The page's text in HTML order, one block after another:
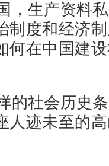
，生产资料
制度和经济
何在中国建
的社会历史
人迹未至的